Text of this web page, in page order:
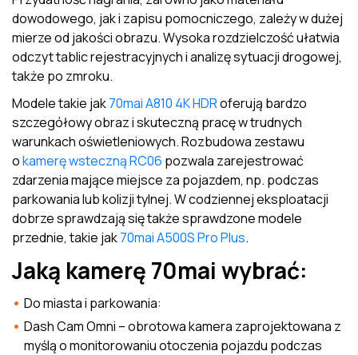
dowodowego, jak i zapisu pomocniczego, zależy w dużej
mierze od jakości obrazu. Wysoka rozdzielczość ułatwia
odczyt tablic rejestracyjnych i analizę sytuacji drogowej,
także po zmroku.
Modele takie jak70mai A810 4K HDRoferują bardzo
szczegółowy obraz i skuteczną pracę w trudnych
warunkach oświetleniowych. Rozbudowa zestawu
okamerę wsteczną RC06 pozwala zarejestrować
zdarzenia mające miejsce za pojazdem, np. podczas
parkowania lub kolizji tylnej. W codziennej eksploatacji
dobrze sprawdzają się także sprawdzone modele
przednie, takie jak70mai A500S Pro Plus.
Jaką kamerę 70mai wybrać:
Do miasta i parkowania:
Dash Cam Omni – obrotowa kamera zaprojektowana z
myślą o monitorowaniu otoczenia pojazdu podczas